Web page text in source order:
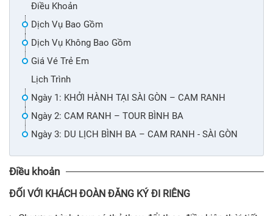
Điều Khoản
Dịch Vụ Bao Gồm
Dịch Vụ Không Bao Gồm
Giá Vé Trẻ Em
Lịch Trình
Ngày 1: KHỞI HÀNH TẠI SÀI GÒN – CAM RANH
Ngày 2: CAM RANH – TOUR BÌNH BA
Ngày 3: DU LỊCH BÌNH BA – CAM RANH - SÀI GÒN
Điều khoản
ĐỐI VỚI KHÁCH ĐOÀN ĐĂNG KÝ ĐI RIÊNG